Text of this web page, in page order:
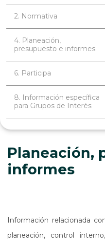
2. Normativa
4. Planeación,
presupuesto e informes
6. Participa
8. Información específica
para Grupos de Interés
Planeación, presupuesto e
informes
Información relacionada
planeación, control